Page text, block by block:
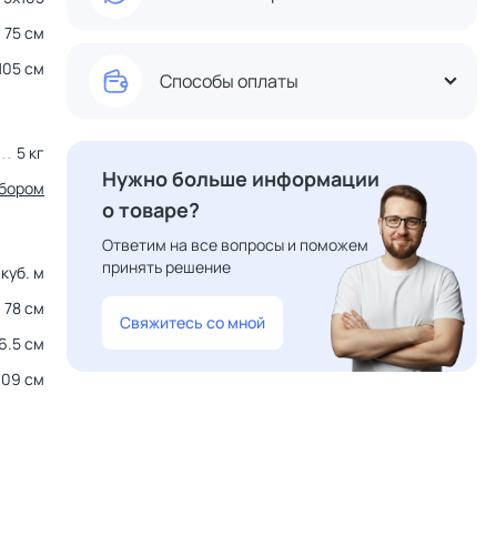
75 см
см
5 кг
м
78 см
6.5 см
см
Способы оплаты
Нужно больше информации
о товаре?
Ответим на все вопросы и поможем
принять решение
Свяжитесь со мной